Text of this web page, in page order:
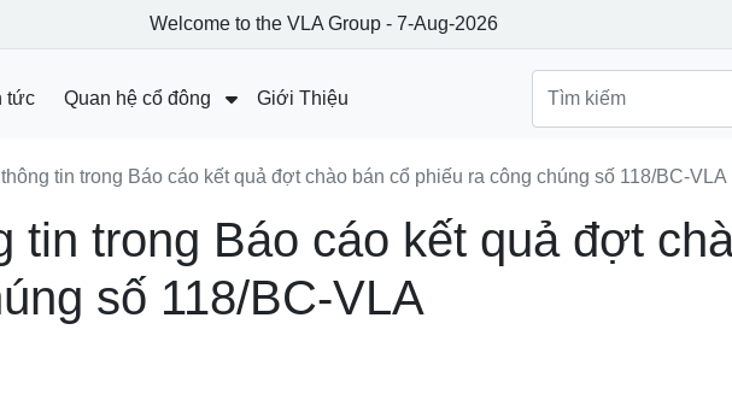
Welcome to the VLA Group - 7-Aug-2026
tức Quan hệ cổ đông
Đại hội đồng cổ đông
Giới Thiệu
tin trong Báo cáo kết quả đợt chào bán cổ phiếu ra công chúng số 118/BC-VLA
tin trong Báo cáo kết quả đợt
số 118/BC-VLA